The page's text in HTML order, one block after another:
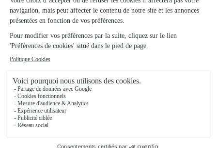
Votre fleuriste artisan à Aix les Bains
Les Fleurs et Louise s'appuie sur son partenariat
avec Interflora, réseau de transmission florale de
référence, pour vous garantir un service de qualité.